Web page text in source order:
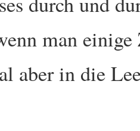
man
aber in die